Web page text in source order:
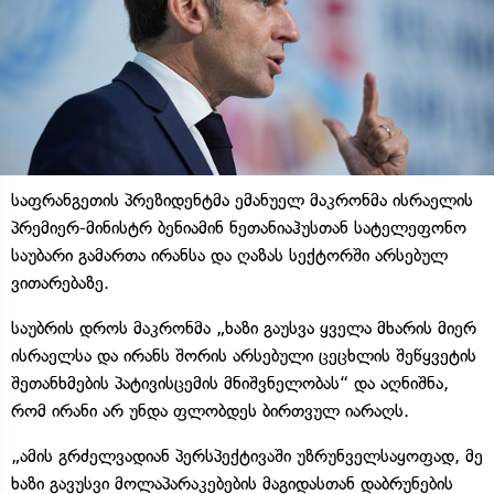
საფრანგეთის პრეზიდენტმა ემანუელ მაკრონმა ისრაელის
პრემიერ-მინისტრ ბენიამინ ნეთანიაჰუსთან სატელეფონო
საუბარი გამართა ირანსა და ღაზას სექტორში არსებულ
ვითარებაზე.
საუბრის დროს მაკრონმა „ხაზი გაუსვა ყველა მხარის მიერ
ისრაელსა და ირანს შორის არსებული ცეცხლის შეწყვეტის
შეთანხმების პატივისცემის მნიშვნელობას“ და აღნიშნა,
რომ ირანი არ უნდა ფლობდეს ბირთვულ იარაღს.
„ამის გრძელვადიან პერსპექტივაში უზრუნველსაყოფად, მე
ხაზი გავუსვი მოლაპარაკებების მაგიდასთან დაბრუნების